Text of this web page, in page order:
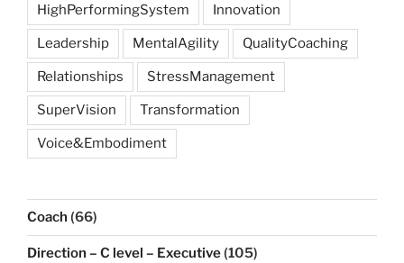
HighPerformingSystem Innovation
Leadership MentalAgility QualityCoaching
Relationships StressManagement
SuperVision Transformation
Voice&Embodiment
Coach (66)
Direction – C level – Executive(105)